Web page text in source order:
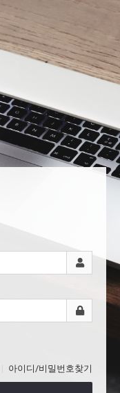
아이디/비밀번호찾기